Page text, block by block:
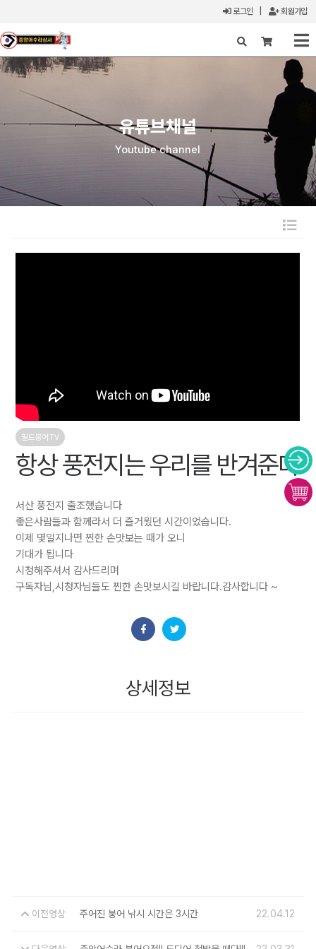
로그인 회원가입
X
유튜브채널
Youtube channel
필드붕어TV
항상 풍전지는 우리를 반겨준다
서산 풍전지 출조했습니다
좋은사람들과 함께라서 더 즐거웠던 시간이었습니다.
이제 몇일지나면 찐한 손맛보는 때가 오니
기대가 됩니다
시청해주셔서 감사드리며
구독자님,시청자님들도 찐한 손맛보시길 바랍니다.감사합니다 ~
상세정보
이전영상 주어진 붕어 낚시 시간은 3시간 22.04.12